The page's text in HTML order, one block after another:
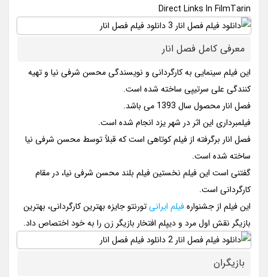
Direct Links In FilmTarin
معرفی کامل فصل انار
این فیلم سینمایی به کارگردانی و نویسندگی محسن شرفی نیا و تهیه
کنندگی علی سرتیپی ساخته شده است.
فصل انار محصول سال 1393 می باشد.
فیلمبرداری این اثر در شهر یزد انجام شده است.
فصل انار برگرفته از فیلم کوتاهی است که قبلاً توسط محسن شرفی نیا
ساخته شده است.
گفتنی است این فیلم نخستین فیلم بلند محسن شرفی نیا، در مقام
کارگردانی است.
این فیلم از جشنوارهفیلم ایرانیتورنتو جایزه بهترین کارگردانی، بهترین
بازیگر نقش اول مرد و دیپلم افتخار بازیگر زن را به خود اختصاص داد.
بازیگران